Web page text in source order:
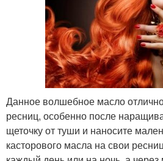
Данное волшебное масло
ресниц, особенно после
щеточку от туши и наносите
касторового масла на свои